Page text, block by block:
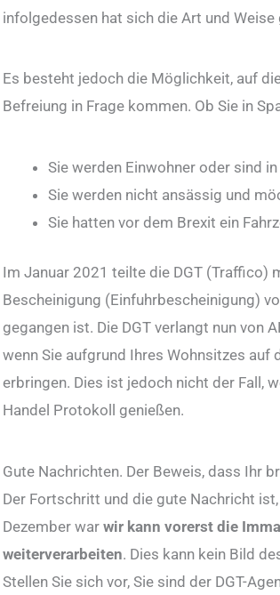
infolgedessen hat sich die Art und
Es besteht jedoch die Möglichkeit, auf
Befreiung in Frage kommen. Ob Sie in
Sie werden Einwohner oder sind
Sie werden nicht ansässig und
Sie hatten vor dem Brexit ein
Im Januar 2021 teilte die DGT (Traffico)
Bescheinigung (Einfuhrbescheinigung)
gegangen ist. Die DGT verlangt nun von
wenn Sie aufgrund Ihres Wohnsitzes auf
erbringen. Dies ist jedoch nicht der Fall,
Handel Protokoll genießen.
Gute Nachrichten. Der Beweis, dass Ihr
Der Fortschritt und die gute Nachricht
Dezember warwir kann vorerst die
weiterverarbeiten. Dies kann kein Bild
Stellen Sie sich vor, Sie sind der DGT-